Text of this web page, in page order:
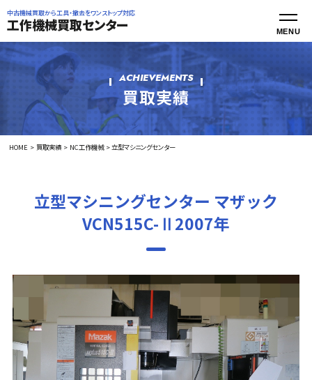
中古機械買取から工具・撤去をワンストップ対応
工作機械買取センター
ACHIEVEMENTS
買取実績
HOME 買取実績 NC工作機械 立型マシニングセンター
立型マシニングセンター マザック
VCN515C-Ⅱ2007年